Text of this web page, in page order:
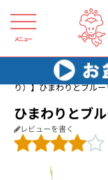
メニュー
花キューピット 7月
り）】ひまわりとブル
ひまわりとブ
レビューを書く